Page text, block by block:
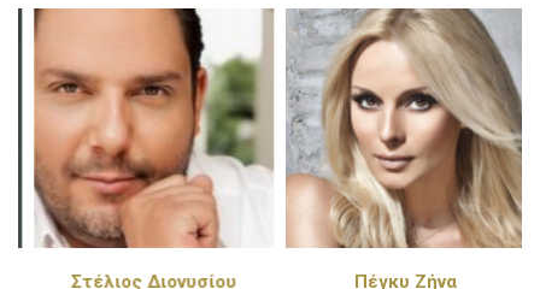
Στέλιος Διονυσίου Πέγκυ Ζήνα